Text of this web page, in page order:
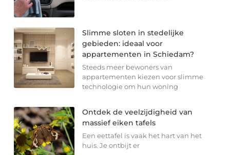
Slimme sloten in stedelijke
gebieden: ideaal voor
appartementen in Schiedam?
Steeds meer bewoners van
appartementen kiezen voor slimme
technologie om hun woning
Ontdek de veelzijdigheid van
massief eiken tafels
Een eettafel is vaak het hart van het
huis. Je ontbijt er